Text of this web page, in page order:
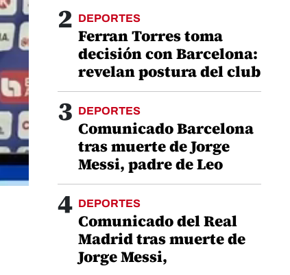
2 DEPORTES
Ferran Torres toma
decisión con Barcelona:
revelan postura del club
3 DEPORTES
Comunicado Barcelona
tras muerte de Jorge
Messi, padre de Leo
4 DEPORTES
Comunicado del Real
Madrid tras muerte de
Jorge Messi,